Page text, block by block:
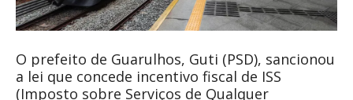
O prefeito de Guarulhos, Guti (PSD), sancionou
a lei que concede incentivo fiscal de ISS
(Imposto sobre Serviços de Qualquer